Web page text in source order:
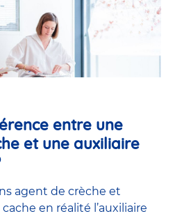
entre une
et une auxiliaire
agent de crèche et
en réalité l’auxiliaire